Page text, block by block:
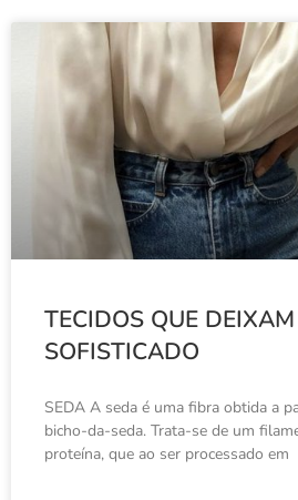
TECIDOS QUE
SOFISTICADO
SEDA A seda é uma fibra obtida a
bicho-da-seda. Trata-se de um
proteína, que ao ser processado em